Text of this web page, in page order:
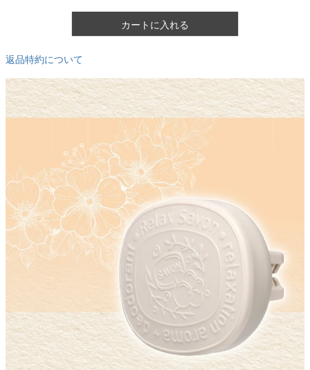
カートに入れる
返品特約について